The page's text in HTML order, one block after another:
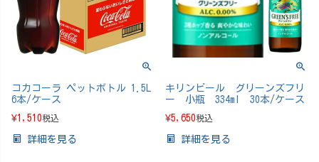
コカコーラ ペットボトル 1.5L
6本/ケース
¥1,510税込
詳細を見る
キリンビール グリーンズフリ
ー 小瓶 334ml 30本/ケース
¥5,650税込
詳細を見る